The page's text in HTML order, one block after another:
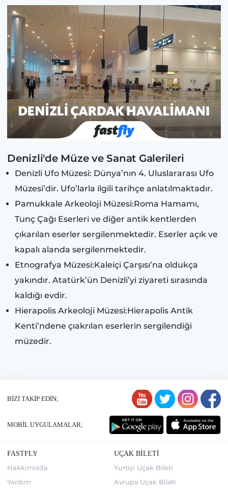
Denizli'de Müze ve Sanat Galerileri
Denizli Ufo Müzesi: Dünya’nın 4. Uluslararası Ufo
Müzesi’dir. Ufo’larla ilgili tarihçe anlatılmaktadır.
Pamukkale Arkeoloji Müzesi:Roma Hamamı,
Tunç Çağı Eserleri ve diğer antik kentlerden
çıkarılan eserler sergilenmektedir. Eserler açık ve
kapalı alanda sergilenmektedir.
Etnografya Müzesi:Kaleiçi Çarşısı’na oldukça
yakındır. Atatürk’ün Denizli’yi ziyareti sırasında
kaldığı evdir.
Hierapolis Arkeoloji Müzesi:Hierapolis Antik
Kenti’ndene çıakrılan eserlerin sergilendiği
müzedir.
BİZİ TAKİP EDİN;
MOBİL UYGULAMALAR;
FASTFLY
Hakkımızda
Yardım
UÇAK BİLETİ
Yurtiçi Uçak Bileti
Avrupa Uçak Bileti